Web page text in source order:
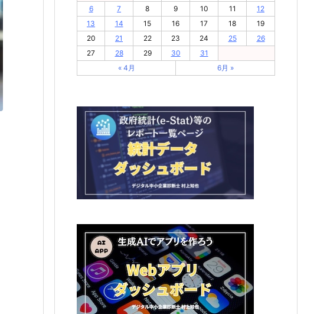
6
7 8 9 10 11
12
13
14 15 16 17 18
19
20
21 22 23 24 25
26
27
28 29 30
31
« 4月
6月 »